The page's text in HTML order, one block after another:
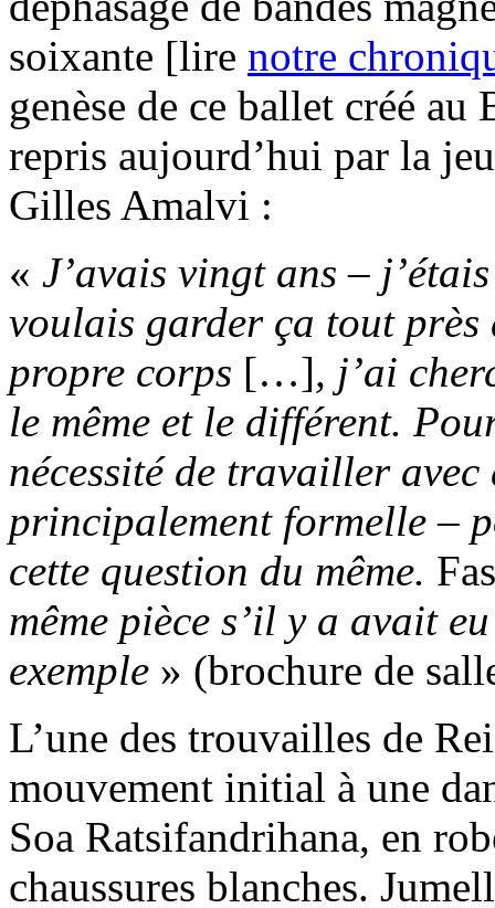
soixante [lire notre
genèse de ce ballet créé
repris aujourd’hui par la
Gilles Amalvi :
« J’avais vingt ans –
voulais garder ça tout
propre corps […], j’ai
le même et le différent.
nécessité de travailler avec
principalement formelle –
cette question du même.
même pièce s’il y a avait
exemple » (brochure de
L’une des trouvailles de
mouvement initial à une
Soa Ratsifandrihana, en
chaussures blanches.